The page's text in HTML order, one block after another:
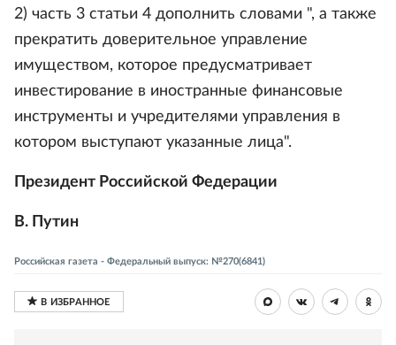
2) часть 3 статьи 4 дополнить словами ", а также
прекратить доверительное управление
имуществом, которое предусматривает
инвестирование в иностранные финансовые
инструменты и учредителями управления в
котором выступают указанные лица".
Президент Российской Федерации
В. Путин
Российская газета - Федеральный выпуск: №270(6841)